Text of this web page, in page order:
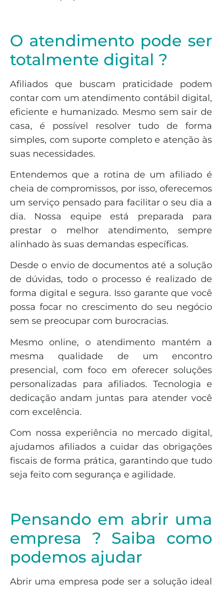
O atendimento pode ser
totalmente digital ?
Afiliados que buscam praticidade podem
contar com um atendimento contábil digital,
eficiente e humanizado. Mesmo sem sair de
casa, é possível resolver tudo de forma
simples, com suporte completo e atenção às
suas necessidades.
Entendemos que a rotina de um afiliado é
cheia de compromissos, por isso, oferecemos
um serviço pensado para facilitar o seu dia a
dia. Nossa equipe está preparada para
prestar o melhor atendimento, sempre
alinhado às suas demandas específicas.
Desde o envio de documentos até a solução
de dúvidas, todo o processo é realizado de
forma digital e segura. Isso garante que você
possa focar no crescimento do seu negócio
sem se preocupar com burocracias.
Mesmo online, o atendimento mantém a
mesma qualidade de um encontro
presencial, com foco em oferecer soluções
personalizadas para afiliados. Tecnologia e
dedicação andam juntas para atender você
com excelência.
Com nossa experiência no mercado digital,
ajudamos afiliados a cuidar das obrigações
fiscais de forma prática, garantindo que tudo
seja feito com segurança e agilidade.
Pensando em abrir uma
empresa ? Saiba como
podemos ajudar
Abrir uma empresa pode ser a solução ideal